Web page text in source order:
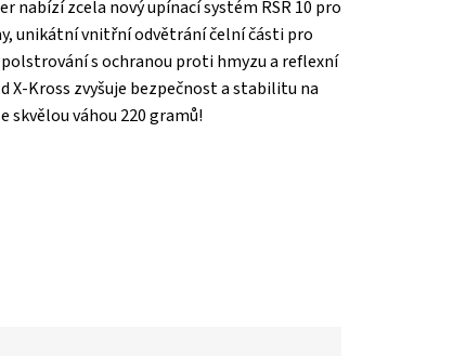
nabízí zcela nový upínací systém RSR 10 pro
unikátní vnitřní odvětrání čelní části pro
s ochranou proti hmyzu a reflexní
X-Kross zvyšuje bezpečnost a stabilitu na
skvělou váhou 220 gramů!